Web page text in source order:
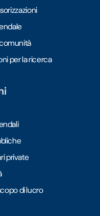
per la ricerca
private
di lucro